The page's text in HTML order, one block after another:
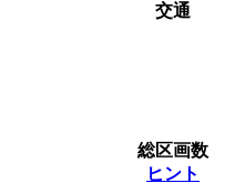
交通
総区画数
ヒント